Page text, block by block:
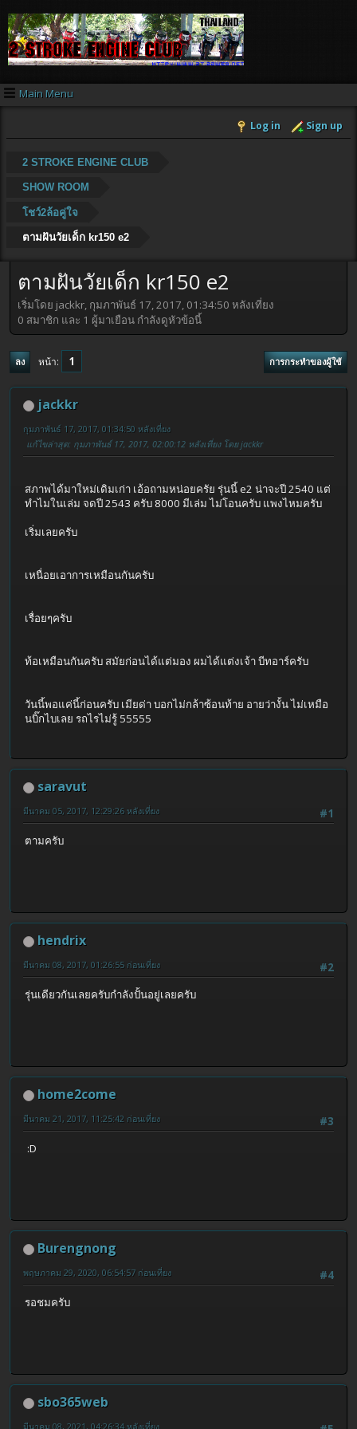
Main Menu
Log in Sign up
2 STROKE ENGINE CLUB
SHOW ROOM
โชว์2ล้อคู่ใจ
ตามฝันวัยเด็ก kr150 e2
ตามฝันวัยเด็ก kr150 e2
เริ่มโดย jackkr, กุมภาพันธ์ 17, 2017, 01:34:50 หลังเที่ยง
0 สมาชิก และ 1 ผู้มาเยือน กำลังดูหัวข้อนี้
ลง หน้า 1 การกระทำของผู้ใช้
jackkr
กุมภาพันธ์ 17, 2017, 01:34:50 หลังเที่ยง
แก้ไขล่าสุด: กุมภาพันธ์ 17, 2017, 02:00:12 หลังเที่ยง โดย jackkr
สภาพได้มาใหม่เดิมเก่า เอ้อถามหน่อยครัย รุ่นนี้ e2 น่าจะปี 2540 แต่
ทำไมในเล่ม จดปี 2543 ครับ 8000 มีเล่ม ไม่โอนครับ แพงไหมครับ
เริ่มเลยครับ
เหนื่อยเอาการเหมือนกันครับ
เรื่อยๆครับ
ท้อเหมือนกันครับ สมัยก่อนได้แต่มอง ผมได้แต่งเจ้า บีทอาร์ครับ
วันนี้พอแค่นี้ก่อนครับ เมียด่า บอกไม่กล้าซ้อนท้าย อายว่างั้น ไม่เหมือ
นบิ๊กไบเลย รถไรไม่รู้ 55555
saravut
#1
มีนาคม 05, 2017, 12:29:26 หลังเที่ยง
ตามครับ
hendrix
#2
มีนาคม 08, 2017, 01:26:55 ก่อนเที่ยง
รุ่นเดียวกันเลยครับกำลังปั้นอยู่เลยครับ
home2come
#3
มีนาคม 21, 2017, 11:25:42 ก่อนเที่ยง
:D
Burengnong
#4
พฤษภาคม 29, 2020, 06:54:57 ก่อนเที่ยง
รอชมครับ
sbo365web
มีนาคม 08, 2021, 04:26:34 หลังเที่ยง